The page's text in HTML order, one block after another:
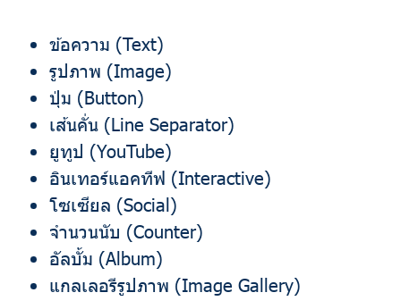
ข้อความ (Text)
รูปภาพ (Image)
ปุ่ม (Button)
เส้นคั่น (Line Separator)
ยูทูป (YouTube)
อินเทอร์แอคทีฟ (Interactive)
โซเซียล (Social)
จำนวนนับ (Counter)
อัลบั้ม (Album)
แกลเลอรีรูปภาพ (Image Gallery)